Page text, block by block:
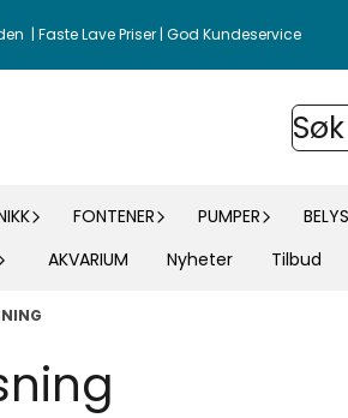
| Faste Lave Priser | God Kundeservice
FONTENER PUMPER
AKVARIUM Nyheter Tilbud